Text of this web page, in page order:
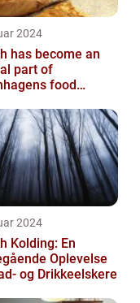
2024
has become an
part of
food
and cafes ...
2024
Kolding: En
Oplevelse
og Drikkeelskere